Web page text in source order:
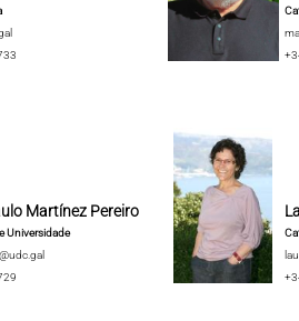
Martínez Pereiro
Universidade